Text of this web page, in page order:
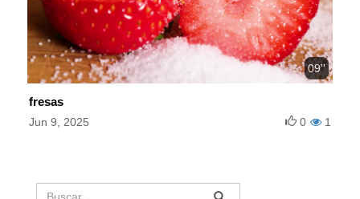
09''
fresas
Jun 9, 2025 1
0